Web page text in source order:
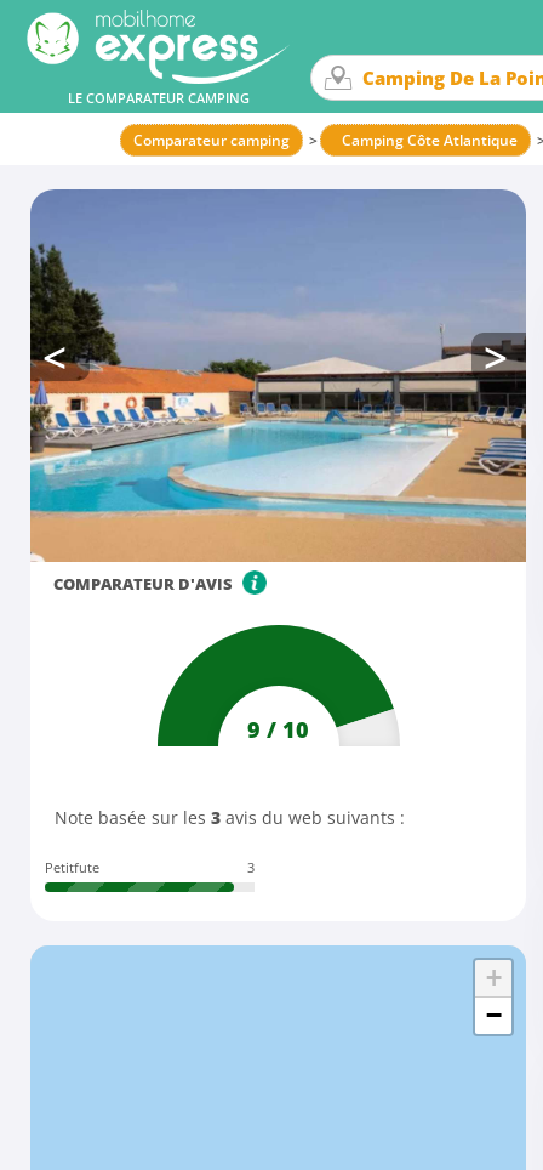
LE COMPARATEUR CAMPING
Comparateur camping Camping Côte Atlantique
COMPARATEUR D'AVIS
9 / 10
Note basée sur les 3 avis du web suivants :
Petitfute 3
+
−